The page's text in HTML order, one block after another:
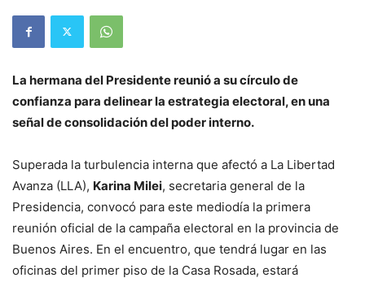
La hermana del Presidente reunió a su círculo de
confianza para delinear la estrategia electoral, en una
señal de consolidación del poder interno.
Superada la turbulencia interna que afectó a La Libertad
Avanza (LLA), Karina Milei, secretaria general de la
Presidencia, convocó para este mediodía la primera
reunión oficial de la campaña electoral en la provincia de
Buenos Aires. En el encuentro, que tendrá lugar en las
oficinas del primer piso de la Casa Rosada, estará